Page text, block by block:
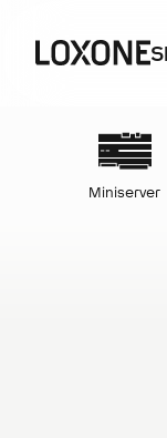
Miniserver